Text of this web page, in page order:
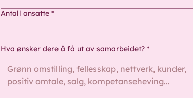
Antall ansatte *
Hva ønsker dere å få ut av samarbeidet? *